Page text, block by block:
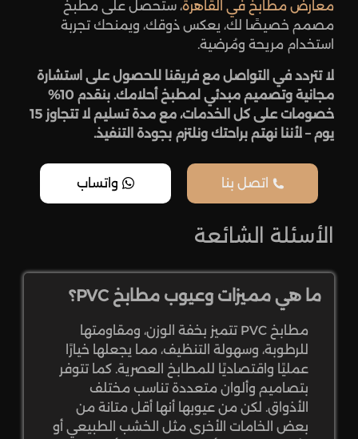
معارض مطابخ في القاهرة، ستحصل على مطبخ
مصمم خصيصًا لك، يعكس ذوقك، ويمنحك تجربة
استخدام مريحة ومُرضية.
لا تتردد في التواصل مع فريقنا للحصول على استشارة
مجانية وتصميم مبدئي لمطبخ أحلامك. بنقدم 10%
خصومات على كل الخدمات، مع مدة تسليم لا تتجاوز 15
يوم – لأننا نهتم براحتك ونلتزم بجودة التنفيذ.
اتصل بنا واتساب
الأسئلة الشائعة
ما هي مميزات وعيوب مطابخ PVC؟
مطابخ PVC تتميز بخفة الوزن، ومقاومتها
للرطوبة، وسهولة التنظيف، مما يجعلها خيارًا
عمليًا واقتصاديًا للمطابخ العصرية. كما تتوفر
بتصاميم وألوان متعددة تناسب مختلف
الأذواق. لكن من عيوبها أنها أقل متانة من
بعض الخامات الأخرى مثل الخشب الطبيعي أو